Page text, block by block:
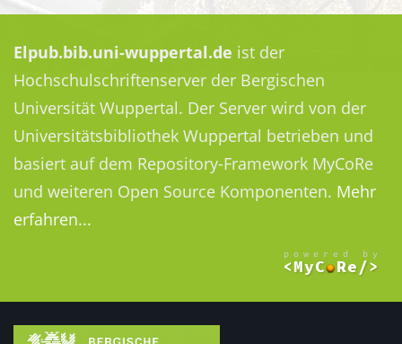
Elpub.bib.uni-wuppertal.de ist der
Hochschulschriftenserver der Bergischen
Universität Wuppertal. Der Server wird von der
Universitätsbibliothek Wuppertal betrieben und
basiert auf dem Repository-Framework MyCoRe
und weiteren Open Source Komponenten. Mehr
erfahren...